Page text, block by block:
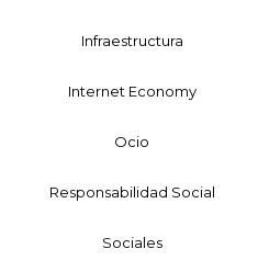
Infraestructura
Internet Economy
Ocio
Responsabilidad Social
Sociales